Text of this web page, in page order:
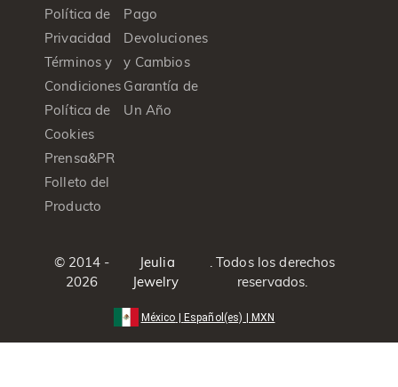
Política de
Privacidad
Términos y
Condiciones
Política de
Cookies
Prensa&PR
Folleto del
Producto
Pago
Devoluciones
y Cambios
Garantía de
Un Año
© 2014 -
2026
Jeulia
Jewelry
. Todos los derechos
reservados.
México Español(es) MXN